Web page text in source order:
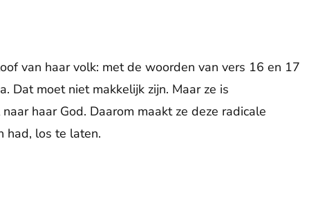
van haar volk: met de woorden van vers 16 en 17
Dat moet niet makkelijk zijn. Maar ze is
haar God. Daarom maakt ze deze radicale
had, los te laten.